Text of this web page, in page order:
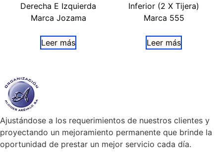
Derecha E Izquierda
Marca Jozama
Leer más
Inferior (2 X Tijera)
Marca 555
Leer más
Ajustándose a los requerimientos de nuestros clientes y
proyectando un mejoramiento permanente que brinde la
oportunidad de prestar un mejor servicio cada día.